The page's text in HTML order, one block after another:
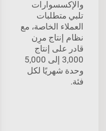
والإكسسوارات
تلبي متطلبات
العملاء الخاصة، مع
نظام إنتاج مرِن
قادر على إنتاج
3,000 إلى 5,000
وحدة شهريًا لكل
فئة.